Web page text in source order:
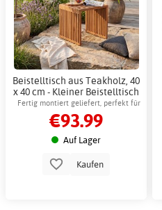
Beistelltisch aus Teakholz, 40
x 40 cm - Kleiner Beistelltisch
aus Holz für den
Außenbereich
Fertig montiert geliefert, perfekt für
den Garten
€93.99
Auf Lager
Kaufen